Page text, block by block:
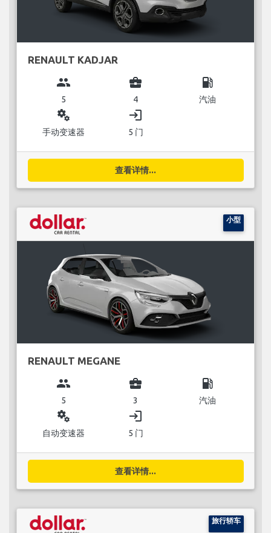
RENAULT KADJAR
group
5
business_center
4
local_gas_station
汽油
miscellaneous_services
手动变速器
login
5 门
查看详情...
小型
RENAULT MEGANE
group
5
business_center
3
local_gas_station
汽油
miscellaneous_services
自动变速器
login
5 门
查看详情...
旅行轿车